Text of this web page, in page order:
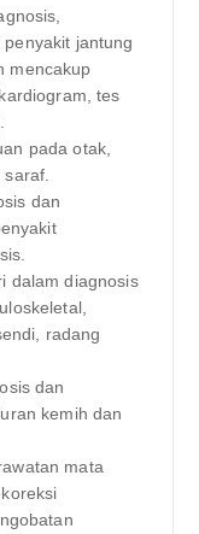
jantung
mencakup
tes
pada otak,
dan
dalam diagnosis
radang
dan
kemih dan
mata